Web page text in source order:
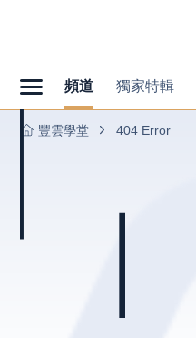
頻道 獨家特輯
豐雲學堂 404 Error